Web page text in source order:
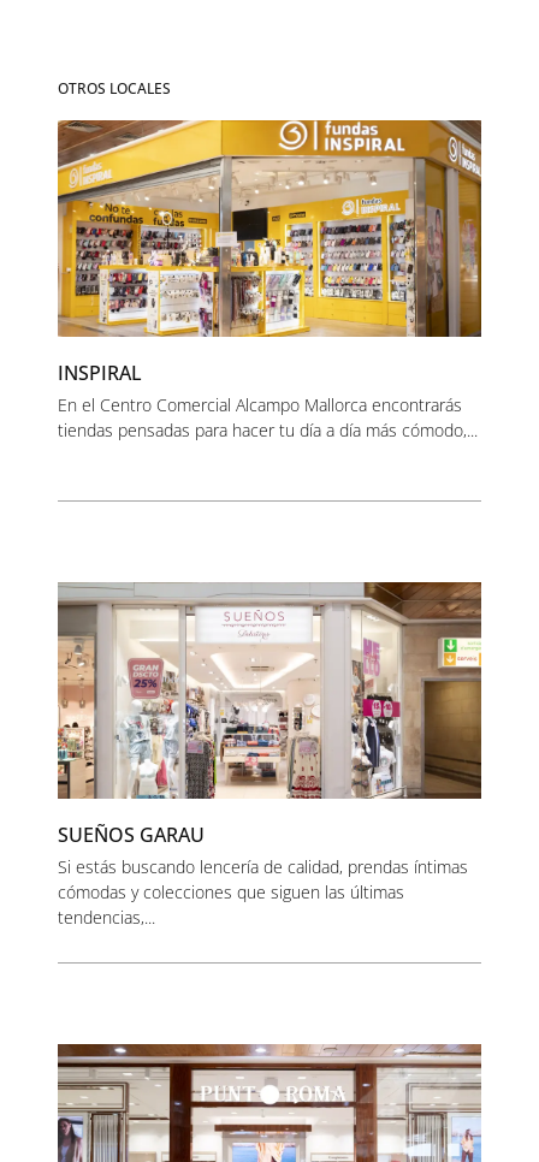
OTROS LOCALES
INSPIRAL
En el Centro Comercial Alcampo Mallorca encontrarás
tiendas pensadas para hacer tu día a día más cómodo,...
SUEÑOS GARAU
Si estás buscando lencería de calidad, prendas íntimas
cómodas y colecciones que siguen las últimas
tendencias,...